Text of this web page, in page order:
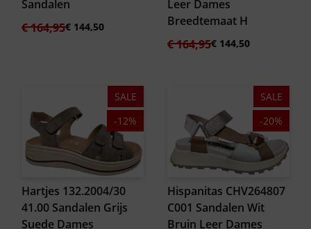
Sandalen
€164,95
Oorspronkelijke
€ 144,50
Huidige
Leer Dames
Breedtemaat H
€164,95
Oorspronkelijke
€144,50
Huidige
SALE
-12%
Hartjes 132.2004/30
41.00 Sandalen Grijs
Suede Dames
SALE
-20%
Hispanitas CHV264807
C001 Sandalen Wit
Bruin Leer Dames